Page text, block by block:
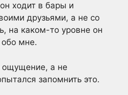
ходит в бары и
друзьями, а не со
на каком-то уровне он
обо мне.
ощущение, а не
запомнить это.